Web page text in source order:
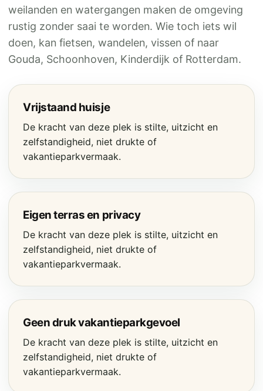
weilanden en watergangen maken de omgeving
rustig zonder saai te worden. Wie toch iets wil
doen, kan fietsen, wandelen, vissen of naar
Gouda, Schoonhoven, Kinderdijk of Rotterdam.
Vrijstaand huisje
De kracht van deze plek is stilte, uitzicht en
zelfstandigheid, niet drukte of
vakantieparkvermaak.
Eigen terras en privacy
De kracht van deze plek is stilte, uitzicht en
zelfstandigheid, niet drukte of
vakantieparkvermaak.
Geen druk vakantieparkgevoel
De kracht van deze plek is stilte, uitzicht en
zelfstandigheid, niet drukte of
vakantieparkvermaak.